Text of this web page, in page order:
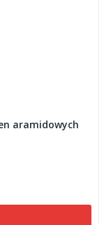
aramidowych